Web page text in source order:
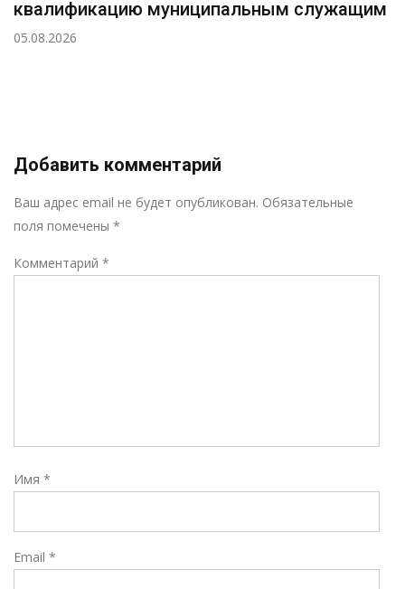
квалификацию муниципальным служащим
05.08.2026
Добавить комментарий
Ваш адрес email не будет опубликован. Обязательные
поля помечены *
Комментарий *
Имя *
Email *